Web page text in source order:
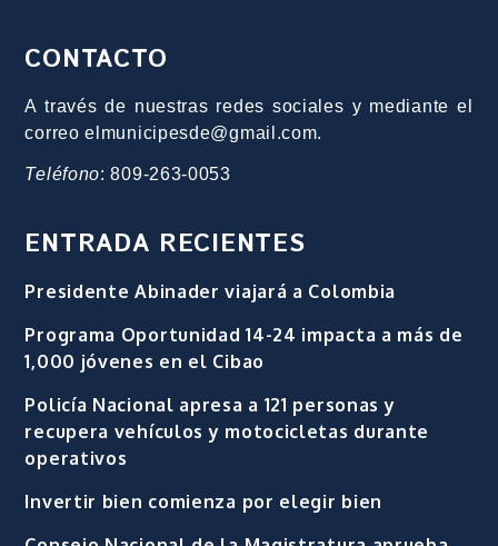
CONTACTO
A través de nuestras redes sociales y mediante el
correo elmunicipesde@gmail.com.
Teléfono: 809-263-0053
ENTRADA RECIENTES
Presidente Abinader viajará a Colombia
Programa Oportunidad 14-24 impacta a más de
1,000 jóvenes en el Cibao
Policía Nacional apresa a 121 personas y
recupera vehículos y motocicletas durante
operativos
Invertir bien comienza por elegir bien